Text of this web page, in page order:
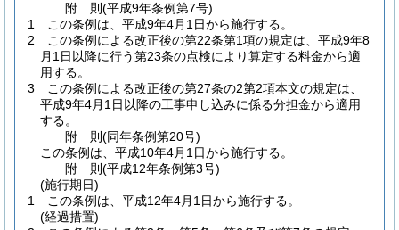
附 則(平成9年条例第7号)
1
この条例は、平成9年4月1日から施行する。
2
この条例による改正後の第22条第1項の規定は、平成9年8
月1日以降に行う第23条の点検により算定する料金から適
用する。
3
この条例による改正後の第27条の2第2項本文の規定は、
平成9年4月1日以降の工事申し込みに係る分担金から適用
する。
附 則(同年条例第20号)
この条例は、平成10年4月1日から施行する。
附 則(平成12年条例第3号)
(施行期日)
1
この条例は、平成12年4月1日から施行する。
(経過措置)